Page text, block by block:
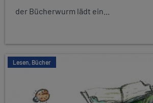
der Bücherwurm lädt ein...
Lesen, Bücher